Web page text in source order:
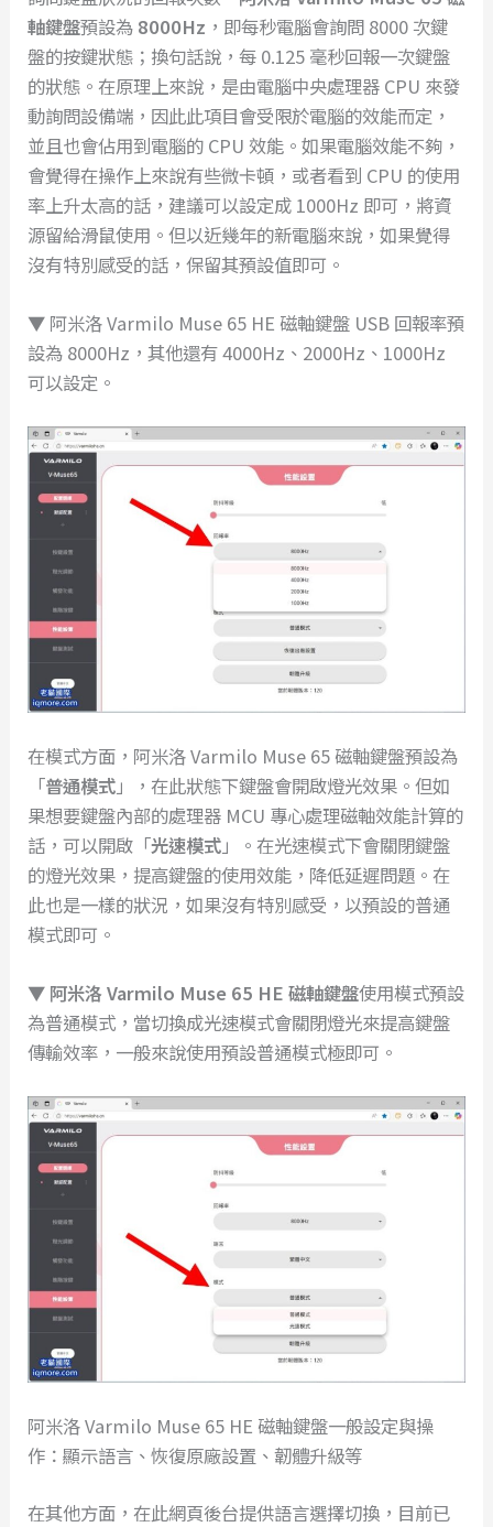
軸鍵盤預設為 8000Hz ，即每秒電腦會詢問 8000 次鍵
盤的按鍵狀態；換句話說，每 0.125 毫秒回報一次鍵盤
的狀態。在原理上來說，是由電腦中央處理器 CPU 來發
動詢問設備端，因此此項目會受限於電腦的效能而定，
並且也會佔用到電腦的 CPU 效能。如果電腦效能不夠，
會覺得在操作上來說有些微卡頓，或者看到 CPU 的使用
率上升太高的話，建議可以設定成 1000Hz 即可，將資
源留給滑鼠使用。但以近幾年的新電腦來說，如果覺得
沒有特別感受的話，保留其預設值即可。
▼ 阿米洛 Varmilo Muse 65 HE 磁軸鍵盤 USB 回報率預
設為 8000Hz，其他還有 4000Hz、2000Hz、1000Hz
可以設定。
在模式方面，阿米洛 Varmilo Muse 65 磁軸鍵盤預設為
「普通模式」，在此狀態下鍵盤會開啟燈光效果。但如
果想要鍵盤內部的處理器 MCU 專心處理磁軸效能計算的
話，可以開啟「光速模式」。在光速模式下會關閉鍵盤
的燈光效果，提高鍵盤的使用效能，降低延遲問題。在
此也是一樣的狀況，如果沒有特別感受，以預設的普通
模式即可。
▼ 阿米洛 Varmilo Muse 65 HE 磁軸鍵盤使用模式預設
為普通模式，當切換成光速模式會關閉燈光來提高鍵盤
傳輸效率，一般來說使用預設普通模式極即可。
阿米洛 Varmilo Muse 65 HE 磁軸鍵盤一般設定與操
作：顯示語言、恢復原廠設置、韌體升級等
在其他方面，在此網頁後台提供語言選擇切換，目前已